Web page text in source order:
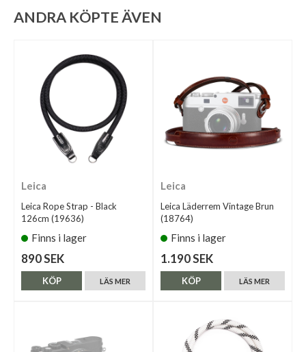
ANDRA KÖPTE ÄVEN
Leica
Leica Rope Strap - Black
126cm (19636)
Finns i lager
890 SEK
LÄS MER
KÖP
Leica
Leica Läderrem Vintage Brun
(18764)
Finns i lager
1.190 SEK
LÄS MER
KÖP